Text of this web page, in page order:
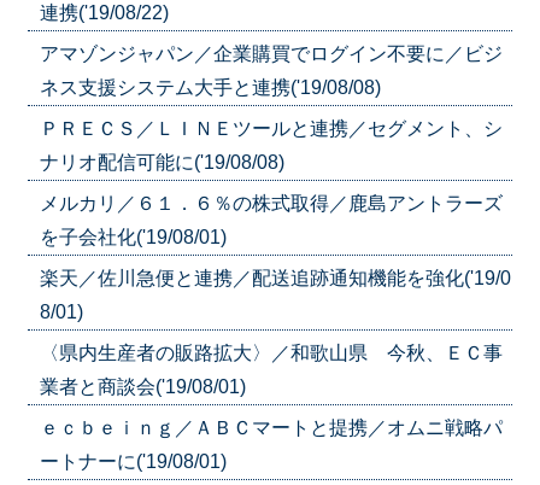
連携('19/08/22)
アマゾンジャパン／企業購買でログイン不要に／ビジ
ネス支援システム大手と連携('19/08/08)
ＰＲＥＣＳ／ＬＩＮＥツールと連携／セグメント、シ
ナリオ配信可能に('19/08/08)
メルカリ／６１．６％の株式取得／鹿島アントラーズ
を子会社化('19/08/01)
楽天／佐川急便と連携／配送追跡通知機能を強化('19/0
8/01)
〈県内生産者の販路拡大〉／和歌山県 今秋、ＥＣ事
業者と商談会('19/08/01)
ｅｃｂｅｉｎｇ／ＡＢＣマートと提携／オムニ戦略パ
ートナーに('19/08/01)